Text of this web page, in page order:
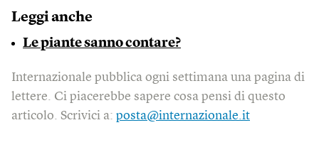
Leggi anche
Le piante sanno contare?
Internazionale pubblica ogni settimana una pagina di
lettere. Ci piacerebbe sapere cosa pensi di questo
articolo. Scrivici a: posta@internazionale.it